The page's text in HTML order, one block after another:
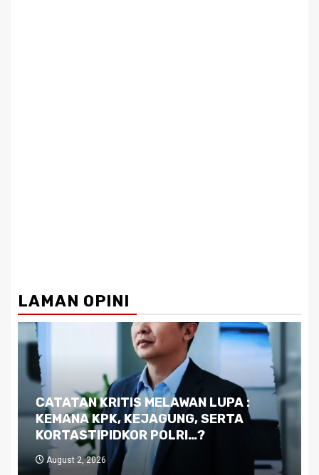
LAMAN OPINI
Dilema Kaltim di Tengah Krisis:
Kutukan Sumber Daya Alam dan
Pemimpin yang Tak Kreatif
July 29, 2026